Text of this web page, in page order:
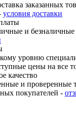
заказанных
условия доставки
и безналичные
уровню
цены на все
качество
и проверенные
покупателей -